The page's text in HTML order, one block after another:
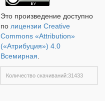
Это произведение доступно
по лицензии Creative
Commons «Attribution»
(«Атрибуция») 4.0
Всемирная
Количество скачиваний:31433